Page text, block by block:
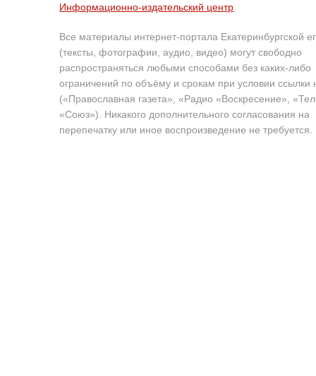
Информационно-издательский центр
Все материалы интернет-портала Екатеринбургской
(тексты, фотографии, аудио, видео) могут свободно
распространяться любыми способами без каких-либо
ограничений по объёму и срокам при условии ссылки
(«Православная газета», «Радио «Воскресение»,
«Союз»). Никакого дополнительного согласования на
перепечатку или иное воспроизведение не требуется.